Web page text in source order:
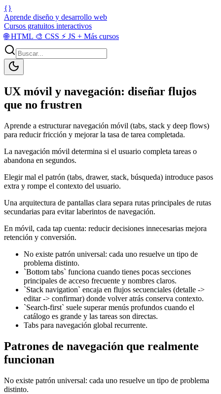
{}
Aprende diseño y desarrollo web
Cursos gratuitos interactivos
🌐HTML 🎨 CSS ⚡ JS + Más cursos
UX móvil y navegación: diseñar flujos
que no frustren
Aprende a estructurar navegación móvil (tabs, stack y deep flows)
para reducir fricción y mejorar la tasa de tarea completada.
La navegación móvil determina si el usuario completa tareas o
abandona en segundos.
Elegir mal el patrón (tabs, drawer, stack, búsqueda) introduce pasos
extra y rompe el contexto del usuario.
Una arquitectura de pantallas clara separa rutas principales de rutas
secundarias para evitar laberintos de navegación.
En móvil, cada tap cuenta: reducir decisiones innecesarias mejora
retención y conversión.
No existe patrón universal: cada uno resuelve un tipo de
problema distinto.
`Bottom tabs` funciona cuando tienes pocas secciones
principales de acceso frecuente y nombres claros.
`Stack navigation` encaja en flujos secuenciales (detalle ->
editar -> confirmar) donde volver atrás conserva contexto.
`Search-first` suele superar menús profundos cuando el
catálogo es grande y las tareas son directas.
Tabs para navegación global recurrente.
Patrones de navegación que realmente
funcionan
No existe patrón universal: cada uno resuelve un tipo de problema
distinto.